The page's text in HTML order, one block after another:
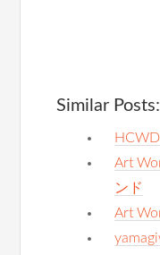
Similar Posts:
Art
ンド
Art